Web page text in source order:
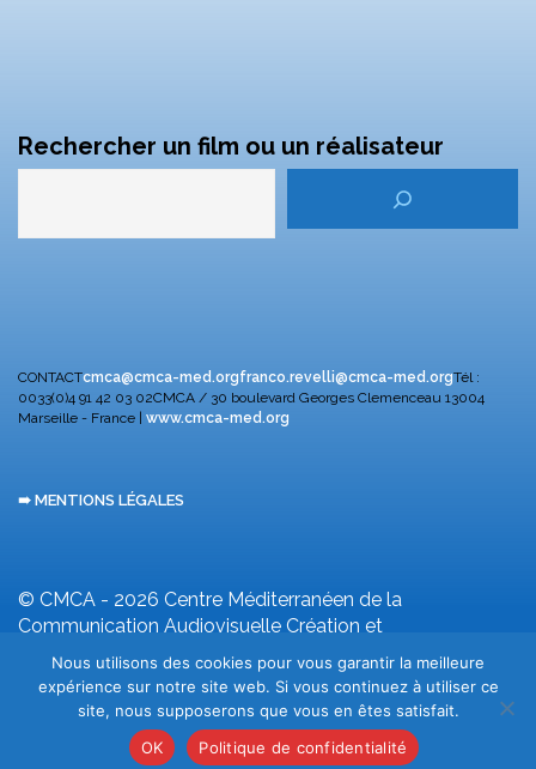
Rechercher un film ou un réalisateur
CONTACTcmca@cmca-med.orgfranco.revelli@cmca-med.orgTél :
0033(0)4 91 42 03 02CMCA / 30 boulevard Georges Clemenceau 13004
Marseille - France | www.cmca-med.org
➠ MENTIONS LÉGALES
© CMCA - 2026 Centre Méditerranéen de la
Communication Audiovisuelle Création et
développement F. Revelli
Nous utilisons des cookies pour vous garantir la meilleure
expérience sur notre site web. Si vous continuez à utiliser ce
site, nous supposerons que vous en êtes satisfait.
OK
Politique de confidentialité